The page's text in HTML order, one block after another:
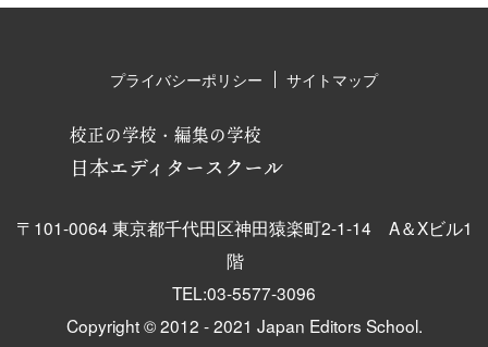
校正の学校・編集の学校
日本エディタースクール
〒101-0064 東京都千代田区神田猿楽町2-1-14 A＆Xビル1
階
TEL:03-5577-3096
Copyright © 2012 - 2021 Japan Editors School.
プライバシーポリシー サイトマップ